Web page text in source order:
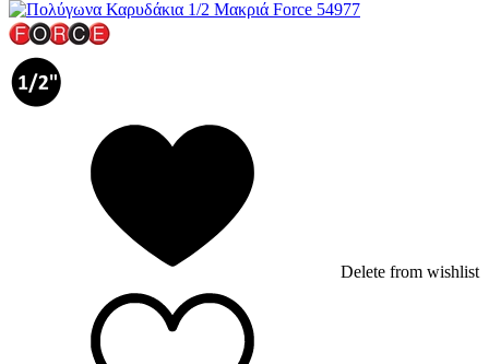
Delete from wishlist